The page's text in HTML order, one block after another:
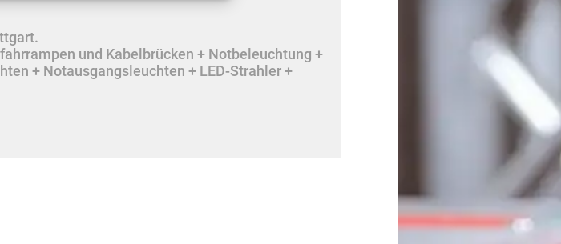
und Kabelbrücken + Notbeleuchtung +
+ Notausgangsleuchten + LED-Strahler +